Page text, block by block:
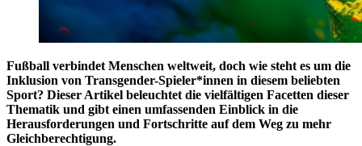
Fußball verbindet Menschen weltweit, doch wie steht es um die
Inklusion von Transgender-Spieler*innen in diesem beliebten
Sport? Dieser Artikel beleuchtet die vielfältigen Facetten dieser
Thematik und gibt einen umfassenden Einblick in die
Herausforderungen und Fortschritte auf dem Weg zu mehr
Gleichberechtigung.